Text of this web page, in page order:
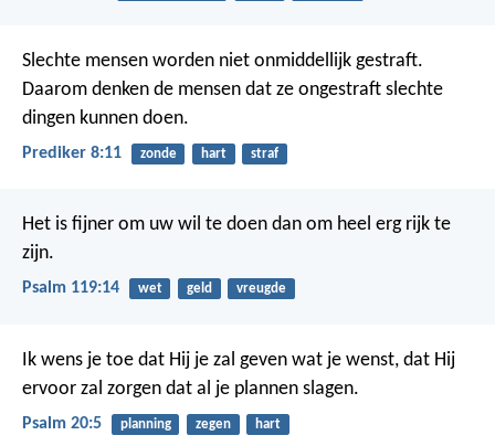
Slechte mensen worden niet onmiddellijk gestraft.
Daarom denken de mensen dat ze ongestraft slechte
dingen kunnen doen.
Prediker 8:11 zonde hart straf
Het is fijner om uw wil te doen dan om heel erg rijk te
zijn.
Psalm 119:14 wet geld vreugde
Ik wens je toe dat Hij je zal geven wat je wenst, dat Hij
ervoor zal zorgen dat al je plannen slagen.
Psalm 20:5 planning zegen hart